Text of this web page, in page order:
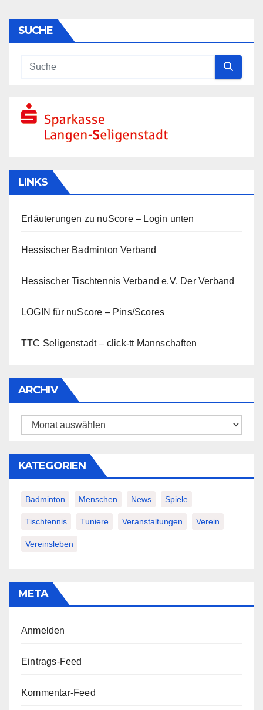
SUCHE
LINKS
Erläuterungen zu nuScore– Login unten
Hessischer Badminton Verband
Hessischer Tischtennis Verband e.V. Der Verband
LOGIN für nuScore – Pins/Scores
TTC Seligenstadt – click-tt Mannschaften
ARCHIV
Archiv
KATEGORIEN
Badminton Menschen News Spiele
Tischtennis Tuniere Veranstaltungen Verein
Vereinsleben
META
Anmelden
Eintrags-Feed
Kommentar-Feed